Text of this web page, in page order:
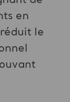
en
le